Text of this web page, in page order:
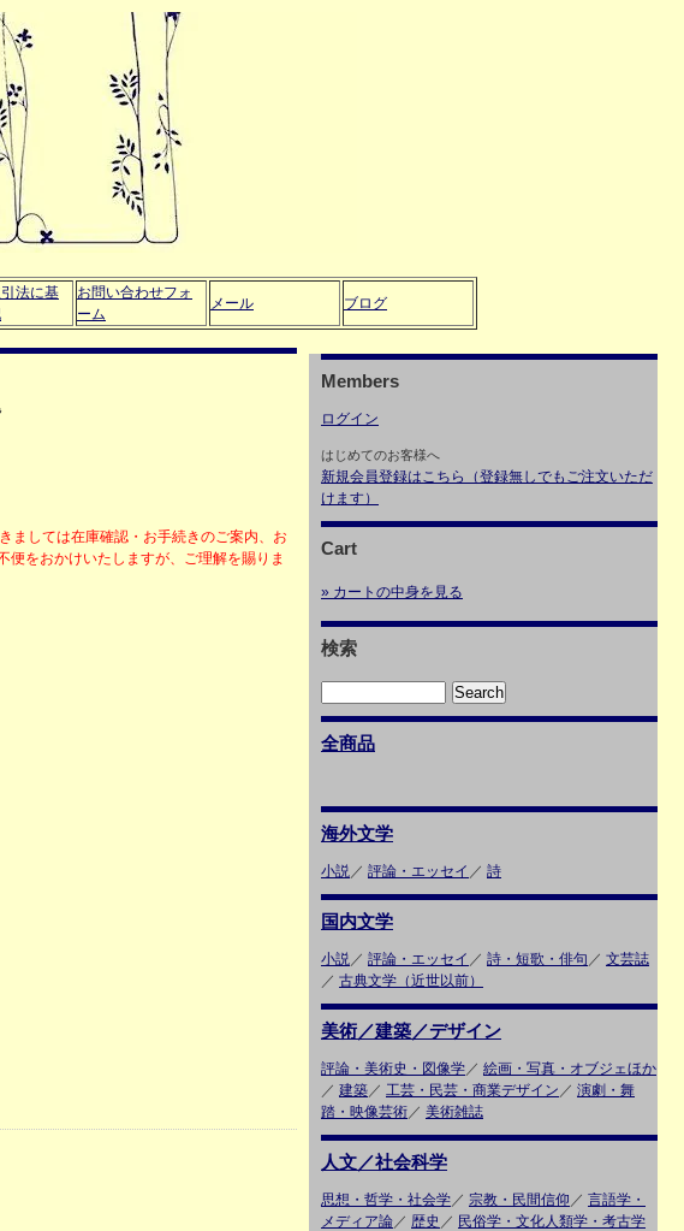
法に基
お問い合わせフォ
ーム
メール ブログ
ましては在庫確認・お手続きのご案内、お
をおかけいたしますが、ご理解を賜りま
Members
ログイン
はじめてのお客様へ
新規会員登録はこちら（登録無しでもご注文いただ
けます）
Cart
» カートの中身を見る
検索
全商品
海外文学
小説／ 評論・エッセイ ／ 詩
国内文学
小説／ 評論・エッセイ ／ 詩・短歌・俳句 ／ 文芸誌
／ 古典文学（近世以前）
美術／建築／デザイン
評論・美術史・図像学／ 絵画・写真・オブジェほか
／ 建築／ 工芸・民芸・商業デザイン ／ 演劇・舞
踏・映像芸術／ 美術雑誌
人文／社会科学
思想・哲学・社会学／ 宗教・民間信仰 ／ 言語学・
メディア論／ 歴史 ／ 民俗学・文化人類学・考古学